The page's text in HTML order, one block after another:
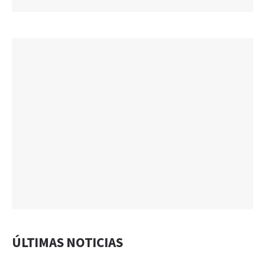
ÚLTIMAS NOTICIAS